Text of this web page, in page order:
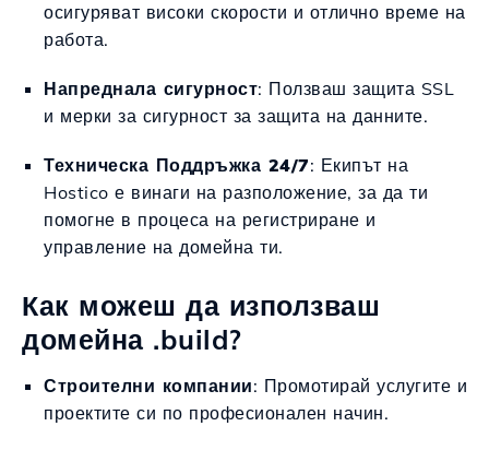
осигуряват високи скорости и отлично време на
работа.
Напреднала сигурност: Ползваш защита SSL
и мерки за сигурност за защита на данните.
Техническа Поддръжка 24/7: Екипът на
Hostico е винаги на разположение, за да ти
помогне в процеса на регистриране и
управление на домейна ти.
Как можеш да използваш
домейна .build?
Строителни компании: Промотирай услугите и
проектите си по професионален начин.